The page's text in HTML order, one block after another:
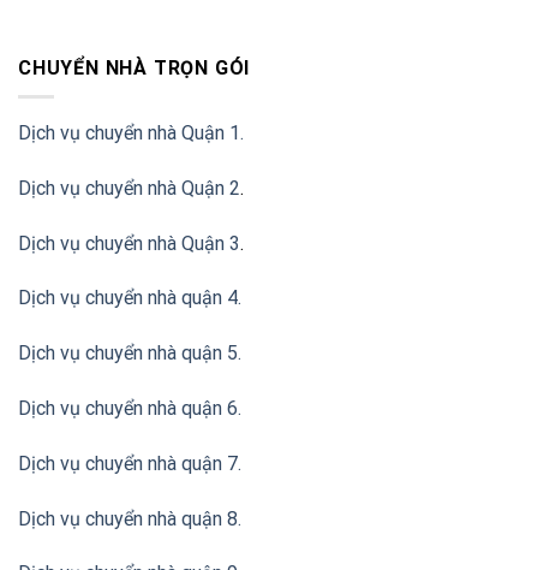
CHUYỂN NHÀ TRỌN GÓI
Dịch vụ chuyển nhà Quận 1.
Dịch vụ chuyển nhà Quận 2.
Dịch vụ chuyển nhà Quận 3.
Dịch vụ chuyển nhà quận 4.
Dịch vụ chuyển nhà quận 5.
Dịch vụ chuyển nhà quận 6.
Dịch vụ chuyển nhà quận 7.
Dịch vụ chuyển nhà quận 8.